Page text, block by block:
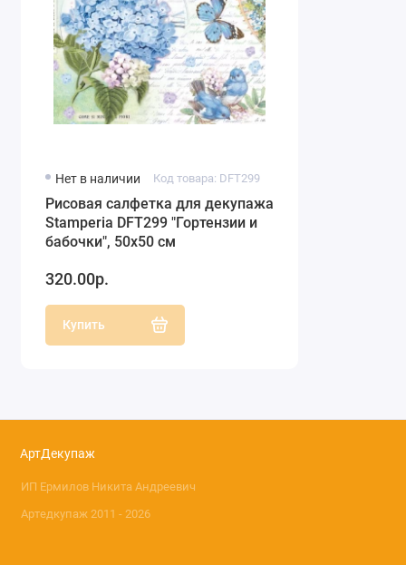
Нет в наличии Код товара: DFT299
Рисовая салфетка для декупажа
Stamperia DFT299 "Гортензии и
бабочки", 50х50 см
320.00р.
Купить
АртДекупаж
ИП Ермилов Никита Андреевич
Артедкупаж 2011 - 2026